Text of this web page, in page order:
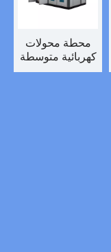
محطة محولات
كهربائية متوسطة
الجهد 1250 كيلو